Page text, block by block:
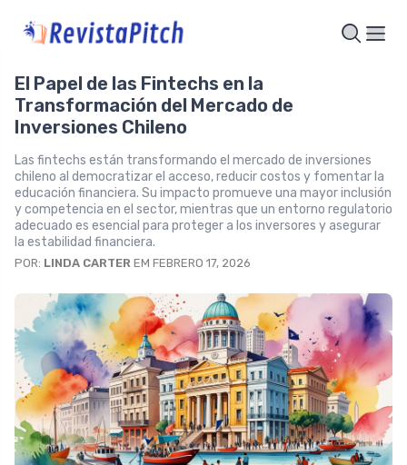
El Papel de las Fintechs en la
Transformación del Mercado de
Inversiones Chileno
Las fintechs están transformando el mercado de inversiones
chileno al democratizar el acceso, reducir costos y fomentar la
educación financiera. Su impacto promueve una mayor inclusión
y competencia en el sector, mientras que un entorno regulatorio
adecuado es esencial para proteger a los inversores y asegurar
la estabilidad financiera.
POR: LINDA CARTER EM FEBRERO 17, 2026